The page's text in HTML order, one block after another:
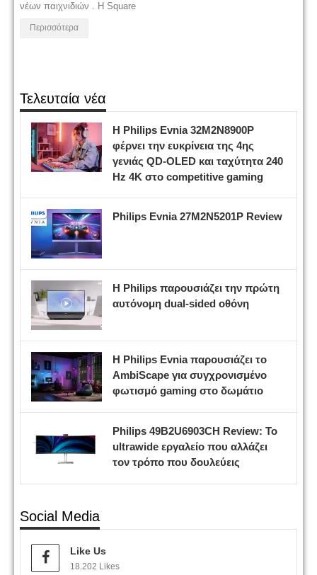
νέων παιχνιδιών . Η Square
Περισσότερα
Τελευταία νέα
Η Philips Evnia 32M2N8900P
φέρνει την ευκρίνεια της 4ης
γενιάς QD-OLED και ταχύτητα 240
Hz 4K στο competitive gaming
Philips Evnia 27M2N5201P Review
Η Philips παρουσιάζει την πρώτη
αυτόνομη dual-sided οθόνη
Η Philips Evnia παρουσιάζει το
AmbiScape για συγχρονισμένο
φωτισμό gaming στο δωμάτιο
Philips 49B2U6903CH Review: Το
ultrawide εργαλείο που αλλάζει
τον τρόπο που δουλεύεις
Social Media
Like Us
18.202 Likes